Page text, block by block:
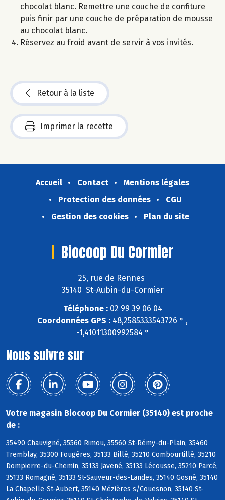
chocolat blanc. Remettre une couche de confiture
puis finir par une couche de préparation de mousse
au chocolat blanc.
Réservez au froid avant de servir à vos invités.
Retour à la liste
Imprimer la recette
Accueil Contact
Mentions légales
Protection des données
CGU
Gestion des cookies
Plan du site
Biocoop Du Cormier
25, rue de Rennes
35140 St-Aubin-du-Cormier
Téléphone :02 99 39 06 04
Coordonnées GPS : 48,2585333543726 ° ,
-1,41011300992584 °
Nous suivre sur
Votre magasin Biocoop Du Cormier (35140) est proche
de :
35490 Chauvigné, 35560 Rimou, 35560 St-Rémy-du-Plain, 35460
Tremblay, 35300 Fougères, 35133 Billé, 35210 Combourtillé, 35210
Dompierre-du-Chemin, 35133 Javené, 35133 Lécousse, 35210 Parcé,
35133 Romagné, 35133 St-Sauveur-des-Landes, 35140 Gosné, 35140
La Chapelle-St-Aubert, 35140 Mézières s/Couesnon, 35140 St-